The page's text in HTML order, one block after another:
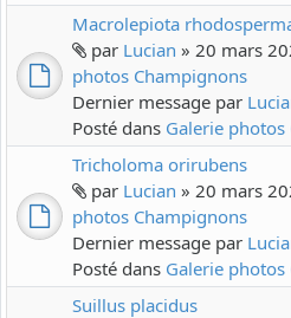
Macrolepiota
par Lucian » 20 mars
photos Champignons
Dernier message par
Posté dans Galerie
Tricholoma orirubens
par Lucian » 20 mars
photos Champignons
Dernier message par
Posté dans Galerie
Suillus placidus